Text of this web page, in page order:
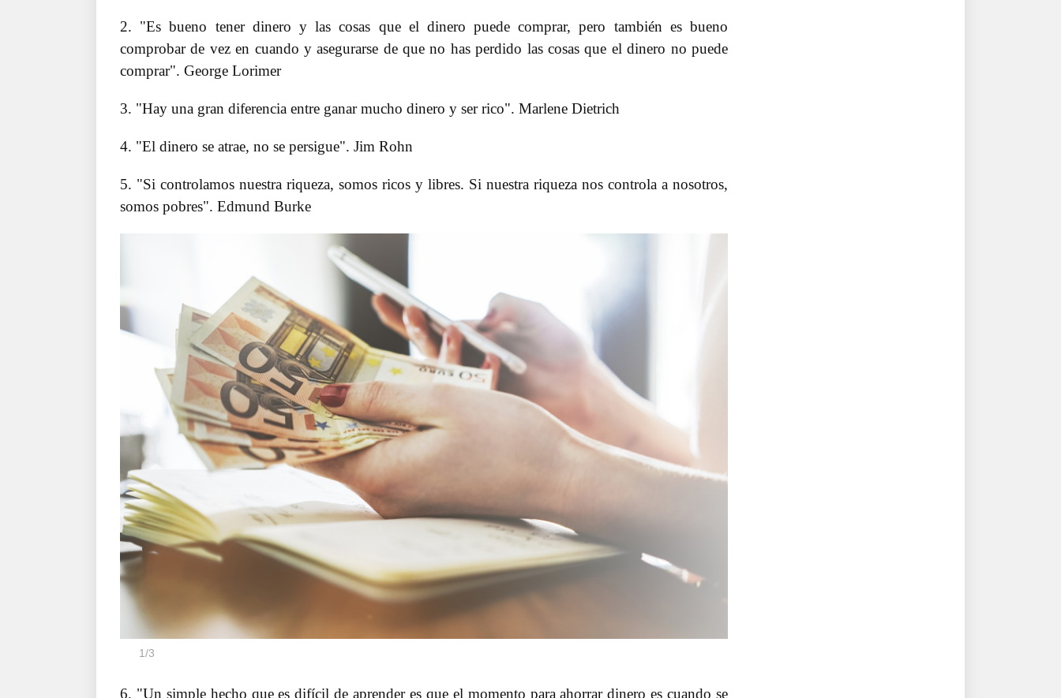
2. "Es bueno tener dinero y las cosas que el dinero puede comprar, pero también es bueno
comprobar de vez en cuando y asegurarse de que no has perdido las cosas que el dinero no puede
comprar". George Lorimer
3. "Hay una gran diferencia entre ganar mucho dinero y ser rico". Marlene Dietrich
4. "El dinero se atrae, no se persigue". Jim Rohn
5. "Si controlamos nuestra riqueza, somos ricos y libres. Si nuestra riqueza nos controla a nosotros,
somos pobres". Edmund Burke
1/3
6. "Un simple hecho que es difícil de aprender es que el momento para ahorrar dinero es cuando se